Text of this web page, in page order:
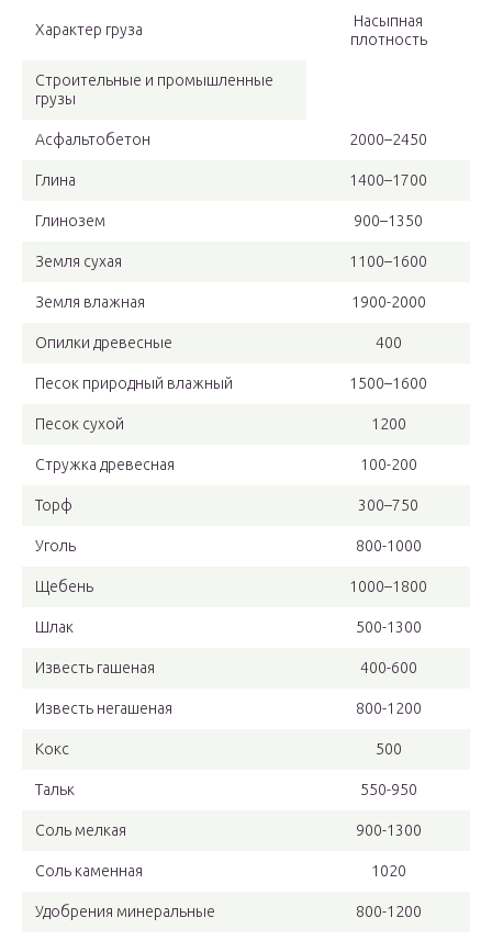
Характер груза
Насыпная
плотность
Строительные и промышленные
грузы
Асфальтобетон 2000–2450
Глина 1400–1700
Глинозем 900–1350
Земля сухая 1100–1600
Земля влажная 1900-2000
Опилки древесные 400
Песок природный влажный 1500–1600
Песок сухой 1200
Стружка древесная 100-200
Торф 300–750
Уголь 800-1000
Щебень 1000–1800
Шлак 500-1300
Известь гашеная 400-600
Известь негашеная 800-1200
Кокс 500
Тальк 550-950
Соль мелкая 900-1300
Соль каменная 1020
Удобрения минеральные 800-1200